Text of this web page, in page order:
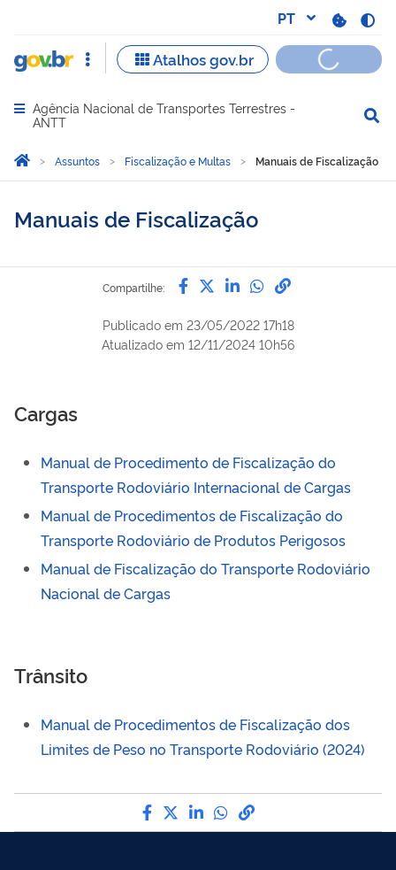
Abrir menu principal de navegação
Agência Nacional de Transportes Terrestres -
ANTT
Você está aqui:
Página Inicial
Assuntos Fiscalização e Multas Manuais de Fiscalização
Manuais de Fiscalização
Compartilhe: Compartilhe por Facebook
Compartilhe por Twitter
Compartilhe por
Compartilhe
link para
Publicado em 23/05/2022 17h18
Atualizado em 12/11/2024 10h56
Cargas
Manual de Procedimento de Fiscalização do
Transporte Rodoviário Internacional de Cargas
Manual de Procedimentos de Fiscalização do
Transporte Rodoviário de Produtos Perigosos
Manual de Fiscalização do Transporte Rodoviário
Nacional de Cargas
Trânsito
Manual de Procedimentos de Fiscalização dos
Limites de Peso no Transporte Rodoviário (2024)
Compartilhe por Facebook
Compartilhe por Twitter
Compartilhe por
Compartilhe por
link para Copiar